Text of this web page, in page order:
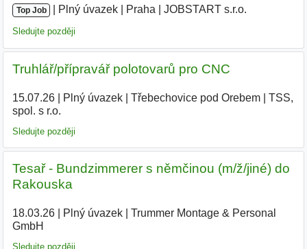
Top Job Plný úvazek Praha JOBSTART s.r.o.
Sledujte později
Truhlář/přípravář polotovarů pro CNC
15.07.26| Plný úvazek| Třebechovice pod Orebem|
TSS,
spol. s r.o.
Sledujte později
Tesař - Bundzimmerer s němčinou (m/ž/jiné) do
Rakouska
18.03.26| Plný úvazek|
Trummer Montage & Personal
GmbH
Sledujte později